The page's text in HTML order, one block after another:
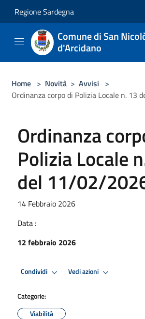
Regione Sardegna
Comune di San
d'Arcidano
Home > Novità > Avvisi >
Ordinanza corpo di Polizia Locale n. 13
Ordinanza
Polizia Locale
del 11/02/
14 Febbraio 2026
Data :
12 febbraio 2026
Condividi Vedi azioni
Categorie:
Viabilità